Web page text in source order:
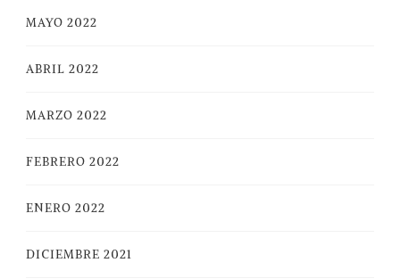
MAYO 2022
ABRIL 2022
MARZO 2022
FEBRERO 2022
ENERO 2022
DICIEMBRE 2021